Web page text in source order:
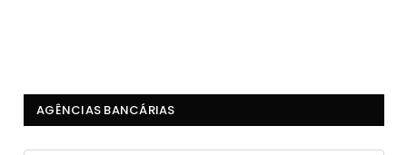
AGÊNCIAS BANCÁRIAS